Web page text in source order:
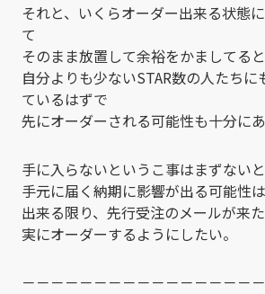
それと、いくらオーダー出来る状態
て
そのまま放置して余裕をかましてると
自分よりも少ないSTAR数の人たち
ているはずで
先にオーダーされる可能性も十分にあ
手に入らないというこ事はまずない
手元に届く納期に影響が出る可能性
出来る限り、先行受注のメールが来
実にオーダーするようにしたい。
－－－－－－－－－－－－－－－－